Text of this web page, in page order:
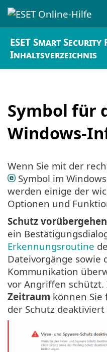
ESET Smart Security
Inhaltsverzeichnis
Symbol für
Windows-
Wenn Sie mit der
Symbol im
werden einige der
Optionen und
Schutz
ein
Erkennungsroutine
Dateivorgänge sowie
Kommunikation
vor Angriffen
Zeitraum können Sie
der Schutz